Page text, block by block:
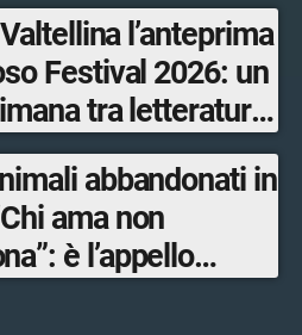
l’anteprima
Festival 2026: un
tra letteratura,
e intelligenza
abbandonati in
è l’appello